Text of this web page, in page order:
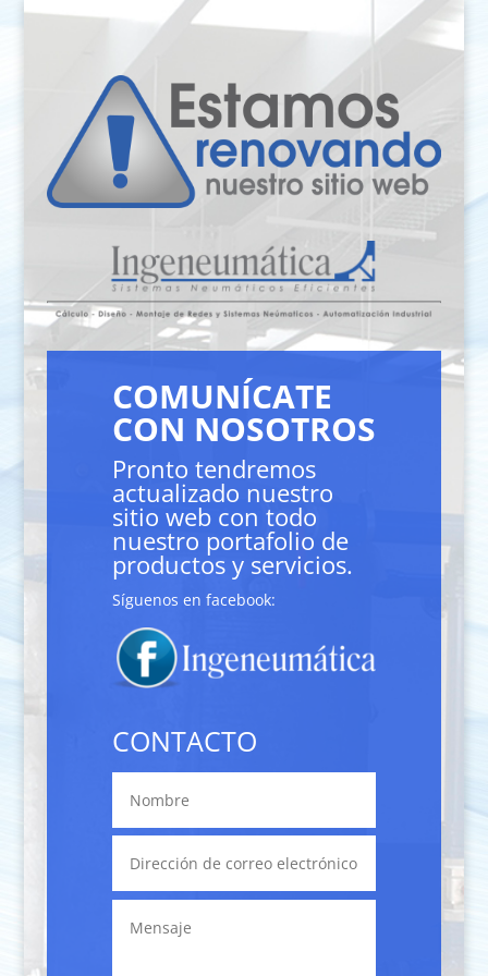
COMUNÍCATE
CON NOSOTROS
Pronto tendremos
actualizado nuestro
sitio web con todo
nuestro portafolio de
productos y servicios.
Síguenos en facebook:
CONTACTO